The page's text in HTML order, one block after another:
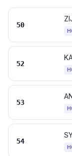
50
52
53
54